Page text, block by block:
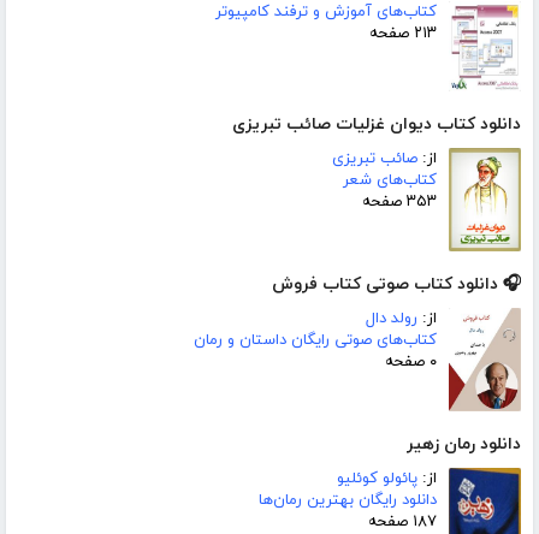
کتاب‌های آموزش و ترفند کامپیوتر
۲۱۳ صفحه
دانلود کتاب دیوان غزلیات صائب تبریزی
از: صائب تبریزی
کتاب‌های شعر
۳۵۳ صفحه
🎧 دانلود کتاب صوتی کتاب فروش
از: رولد دال
کتاب‌های صوتی رایگان داستان و رمان
۰ صفحه
دانلود رمان زهیر
از: پائولو کوئلیو
دانلود رایگان بهترین رمان‌ها
۱۸۷ صفحه